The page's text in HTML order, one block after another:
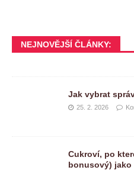
NEJNOVĚJŠÍ ČLÁNKY:
Jak vybrat
25. 2. 2026
Cukroví, po
bonusový)